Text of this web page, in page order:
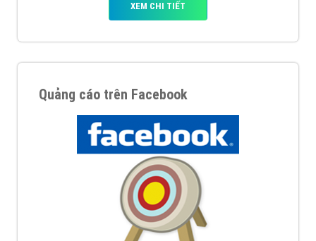
XEM CHI TIẾT
Quảng cáo trên Facebook